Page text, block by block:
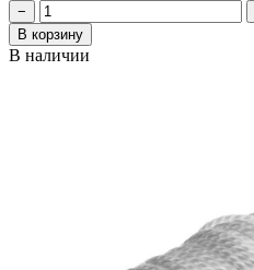
−
В корзину
В наличии